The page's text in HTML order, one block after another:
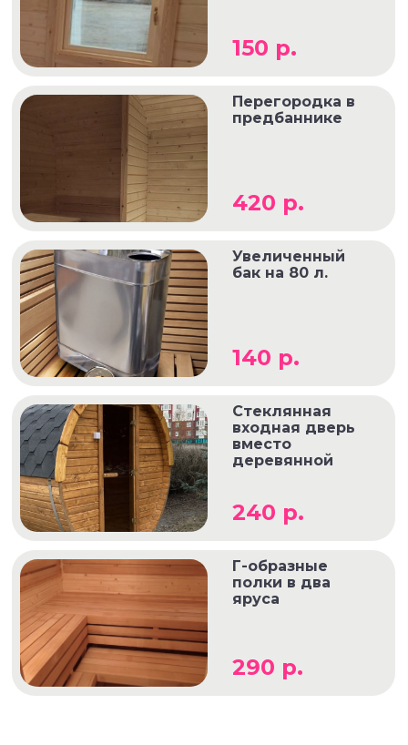
Увеличенный
бак на 80 л.
140 р.
Стеклянная
входная дверь
вместо
деревянной
240 р.
Г-образные
полки в два
яруса
420 р.
Перегородка в
предбаннике
150 р.
290 р.